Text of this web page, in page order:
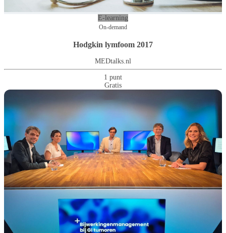
E-learning
On-demand
Hodgkin lymfoom 2017
MEDtalks.nl
1 punt
Gratis